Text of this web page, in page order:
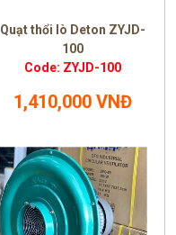
Quạt thổi lò Deton ZYJD-
100
Code: ZYJD-100
1,410,000 VNĐ